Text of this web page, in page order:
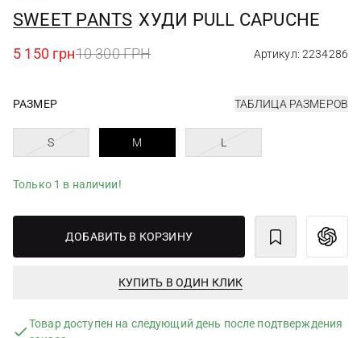
SWEET PANTS ХУДИ PULL CAPUCHE
5 150 грн10 300 ГРН Артикул: 2234286
РАЗМЕР ТАБЛИЦА РАЗМЕРОВ
S M L
Только 1 в наличии!
ДОБАВИТЬ В КОРЗИНУ
КУПИТЬ В ОДИН КЛИК
Товар доступен на следующий день после подтверждения